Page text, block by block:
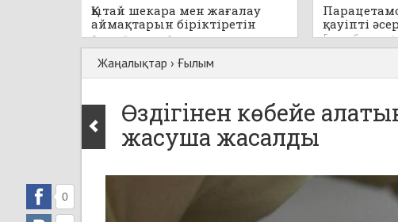
Қытай шекара мен жағалау
аймақтарын біріктіретін
бірегей стратегиялық жобаны
қолға алады
5 сағат бұрын 0
қауіпті
5 сағат бұрын
Жаңалықтар › Ғылым
Өздігінен көбейе
жасуша жасалды
0